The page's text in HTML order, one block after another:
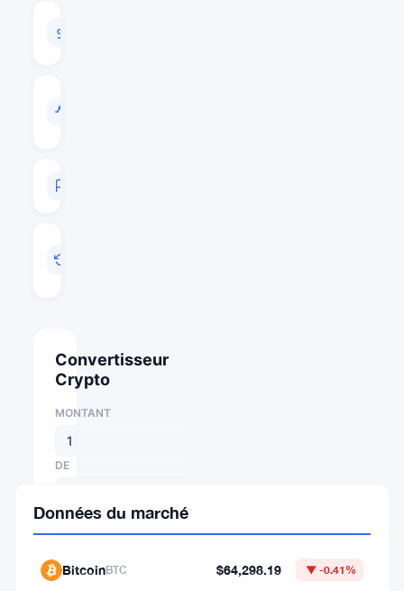
Convertisseur
Crypto
MONTANT
DE
Données du marché
BitcoinBTC $64,298.19 ▼ -0.41%